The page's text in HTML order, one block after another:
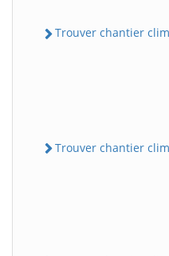
Trouver chantier
Trouver chantier